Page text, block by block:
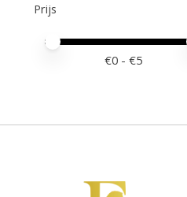
Prijs
Minimale prijswaarde
Price maximum value
€0 - €5